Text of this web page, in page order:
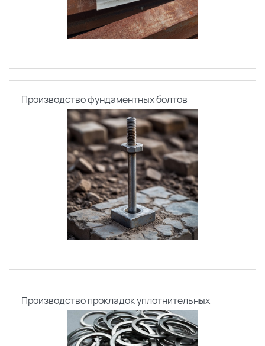
Производство фундаментных болтов
Производство прокладок уплотнительных